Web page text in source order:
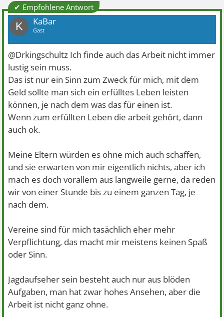
✔ Empfohlene Antwort
K KaBar
Gast
@Drkingschultz Ich finde auch das Arbeit nicht immer
lustig sein muss.
Das ist nur ein Sinn zum Zweck für mich, mit dem
Geld sollte man sich ein erfülltes Leben leisten
können, je nach dem was das für einen ist.
Wenn zum erfüllten Leben die arbeit gehört, dann
auch ok.
Meine Eltern würden es ohne mich auch schaffen,
und sie erwarten von mir eigentlich nichts, aber ich
mach es doch vorallem aus langweile gerne, da reden
wir von einer Stunde bis zu einem ganzen Tag, je
nach dem.
Vereine sind für mich tasächlich eher mehr
Verpflichtung, das macht mir meistens keinen Spaß
oder Sinn.
Jagdaufseher sein besteht auch nur aus blöden
Aufgaben, man hat zwar hohes Ansehen, aber die
Arbeit ist nicht ganz ohne.